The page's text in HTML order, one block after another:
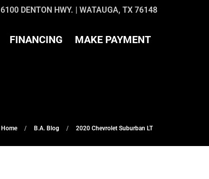
6100 DENTON HWY. | WATAUGA, TX 76148
FINANCING MAKE PAYMENT
Home B.A. Blog 2020 Chevrolet Suburban LT